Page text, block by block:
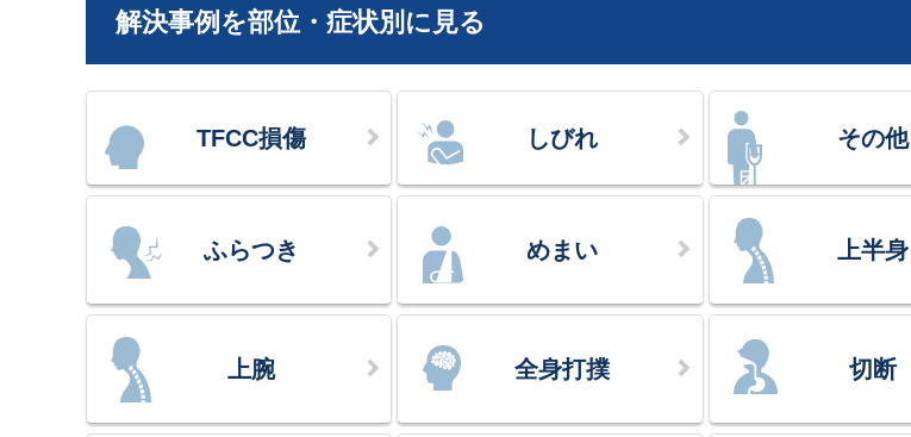
解決事例を部位・症状別に見る
TFCC損傷 しびれ その他
ふらつき めまい 上半身
上腕 全身打撲 切断